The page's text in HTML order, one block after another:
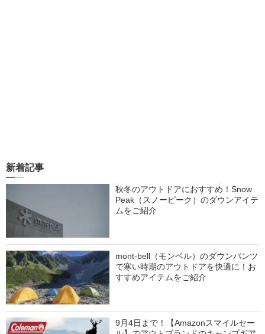
新着記事
秋冬のアウトドアにおすすめ！Snow
Peak（スノーピーク）のダウンアイテ
ムをご紹介
mont-bell（モンベル）のダウンパンツ
で寒い時期のアウトドアを快適に！お
すすめアイテムをご紹介
9月4日まで！【Amazonスマイルセー